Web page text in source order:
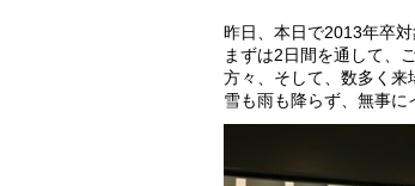
昨日、本日で2013年卒
まずは2日間を通して、
方々、そして、数多く来
雪も雨も降らず、無事に